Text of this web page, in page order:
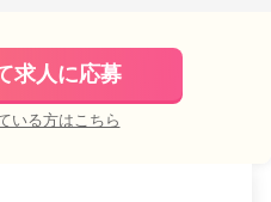
求人に応募
いる方はこちら